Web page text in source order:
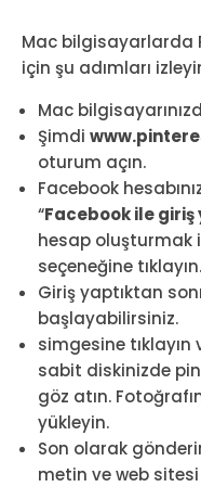
Mac bilgisayarlarda
için şu adımları
Mac
Şimdi
oturum açın.
Facebook
“Facebook ile giriş
hesap oluşturmak
seçeneğine tıklayın.
Giriş yaptıktan
başlayabilirsiniz.
simgesine tıklayın
sabit diskinizde
göz atın.
yükleyin.
Son olarak
metin ve web